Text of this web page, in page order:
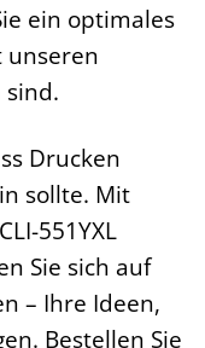
ein optimales
unseren
Drucken
sollte. Mit
551YXL
Sie sich auf
– Ihre Ideen,
Bestellen Sie